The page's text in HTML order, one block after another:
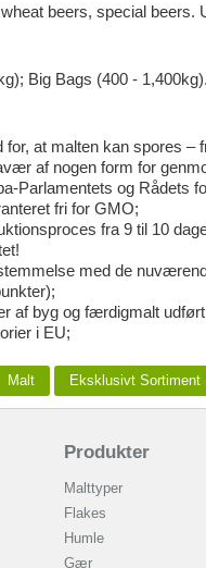
beers, special beers.
Big Bags (400 -
for, at malten kan spores –
af nogen form for
Parlamentets og Rådets
fri for GMO;
fra 9 til 10
med de
af byg og færdigmalt
i EU;
Malt Eksklusivt Sortiment
Produkter
Malttyper
Flakes
Humle
Gær